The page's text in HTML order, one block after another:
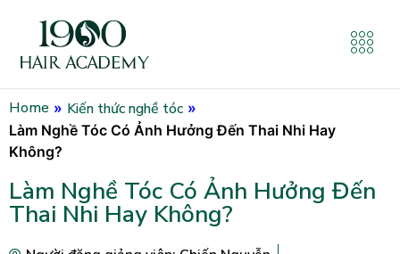
Home » Kiến thức nghề tóc »
Làm Nghề Tóc Có Ảnh Hưởng Đến Thai Nhi Hay
Không?
Làm Nghề Tóc Có Ảnh Hưởng Đến
Thai Nhi Hay Không?